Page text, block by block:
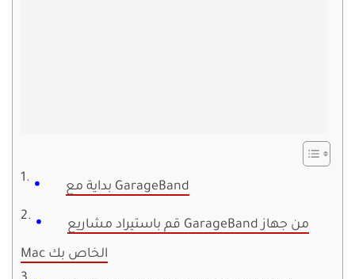
بداية مع GarageBand
قم باستيراد مشاريع GarageBand من جهاز
Mac الخاص بك